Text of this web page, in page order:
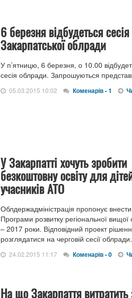
6 березня відбудеться сесія
Закарпатської облради
У п’ятницю, 6 березня, о 10.00
сесія облради. Запрошуються
05.03.2015 10:02 Коменарів - 1
У Закарпатті хочуть зробити
безкоштовну освіту для
учасників АТО
Облдержадміністрація пропонує
Програми розвитку регіональної вищої
– 2017 роки. Відповідний проект
розглядатися на черговій сесії облради.
24.02.2015 11:17 Коменарів - 0
На що Закарпаття